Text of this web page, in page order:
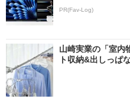
PR(Fav-Log)
山崎実業の「室
ト収納&出しっぱ